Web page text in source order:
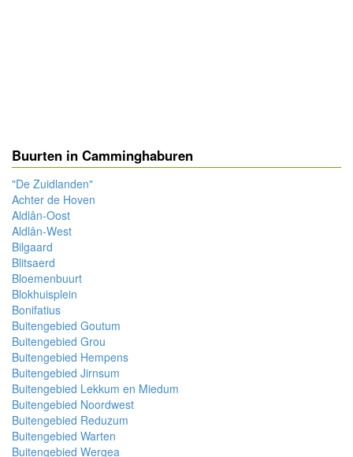
Buurten in Camminghaburen
"De Zuidlanden"
Achter de Hoven
Aldlân-Oost
Aldlân-West
Bilgaard
Blitsaerd
Bloemenbuurt
Blokhuisplein
Bonifatius
Buitengebied Goutum
Buitengebied Grou
Buitengebied Hempens
Buitengebied Jirnsum
Buitengebied Lekkum en Miedum
Buitengebied Noordwest
Buitengebied Reduzum
Buitengebied Warten
Buitengebied Wergea